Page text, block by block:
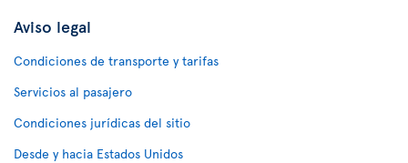
Aviso legal
Condiciones de transporte y tarifas
Servicios al pasajero
Condiciones jurídicas del sitio
Desde y hacia Estados Unidos